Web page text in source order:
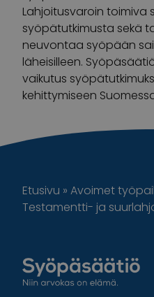
Lahjoitusvaroin toimiva
syöpätutkimusta sekä
neuvontaa syöpään
läheisilleen.
vaikutus
kehittymiseen
Etusivu » Avoimet
Testamentti- ja